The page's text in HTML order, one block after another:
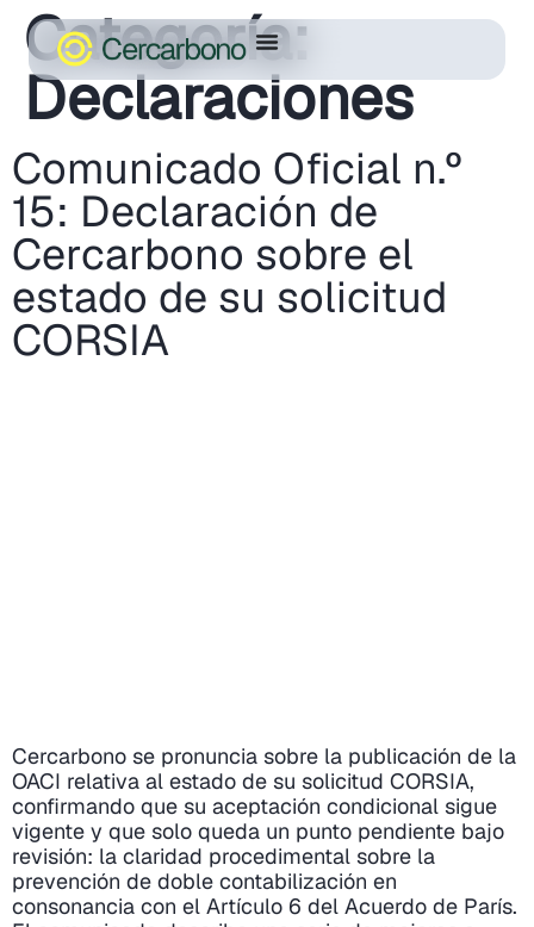
Categoría:
Declaraciones
Comunicado Oficial n.º
15: Declaración de
Cercarbono sobre el
estado de su solicitud
CORSIA
Cercarbono se pronuncia sobre la publicación de la
OACI relativa al estado de su solicitud CORSIA,
confirmando que su aceptación condicional sigue
vigente y que solo queda un punto pendiente bajo
revisión: la claridad procedimental sobre la
prevención de doble contabilización en
consonancia con el Artículo 6 del Acuerdo de París.